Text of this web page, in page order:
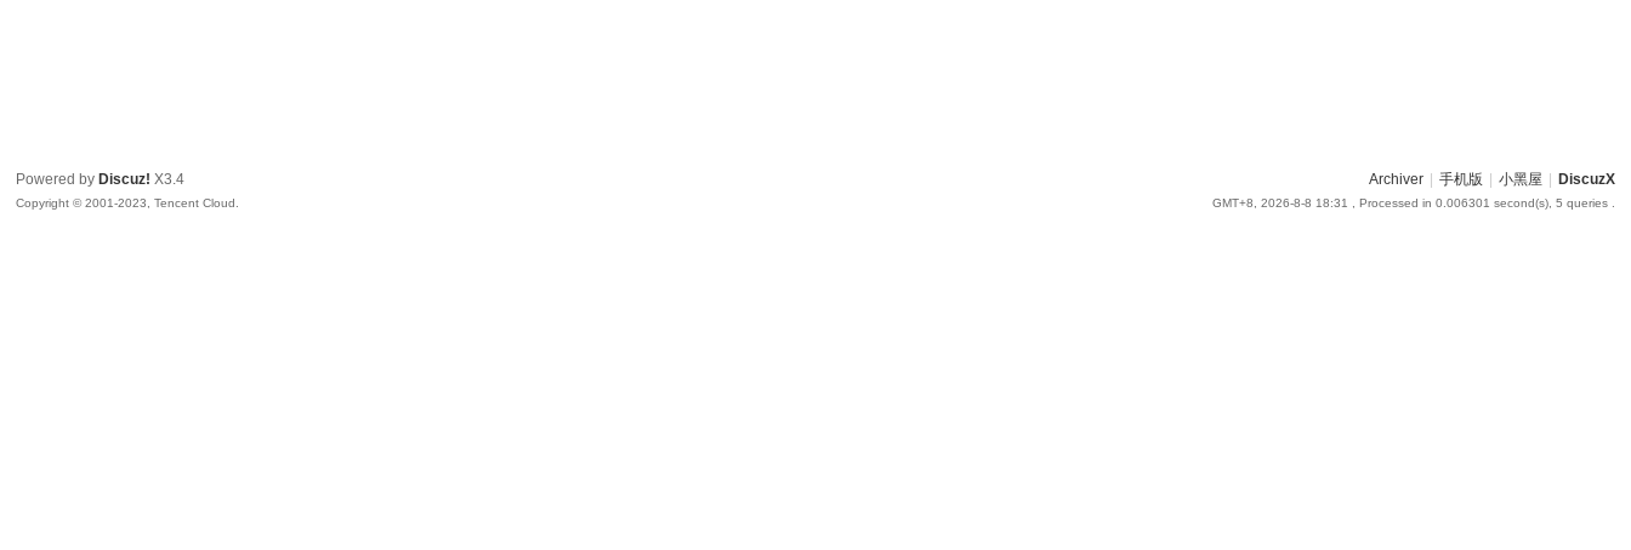
Archiver 手机版 小黑屋 DiscuzX
GMT+8, 2026-8-8 18:31 , Processed in 0.006301 second(s), 5 queries .
Powered by Discuz! X3.4
Copyright © 2001-2023, Tencent Cloud.